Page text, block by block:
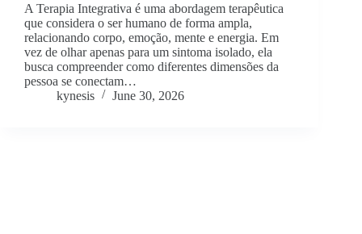
A Terapia Integrativa é uma abordagem terapêutica
que considera o ser humano de forma ampla,
relacionando corpo, emoção, mente e energia. Em
vez de olhar apenas para um sintoma isolado, ela
busca compreender como diferentes dimensões da
pessoa se conectam…
kynesis
June 30, 2026